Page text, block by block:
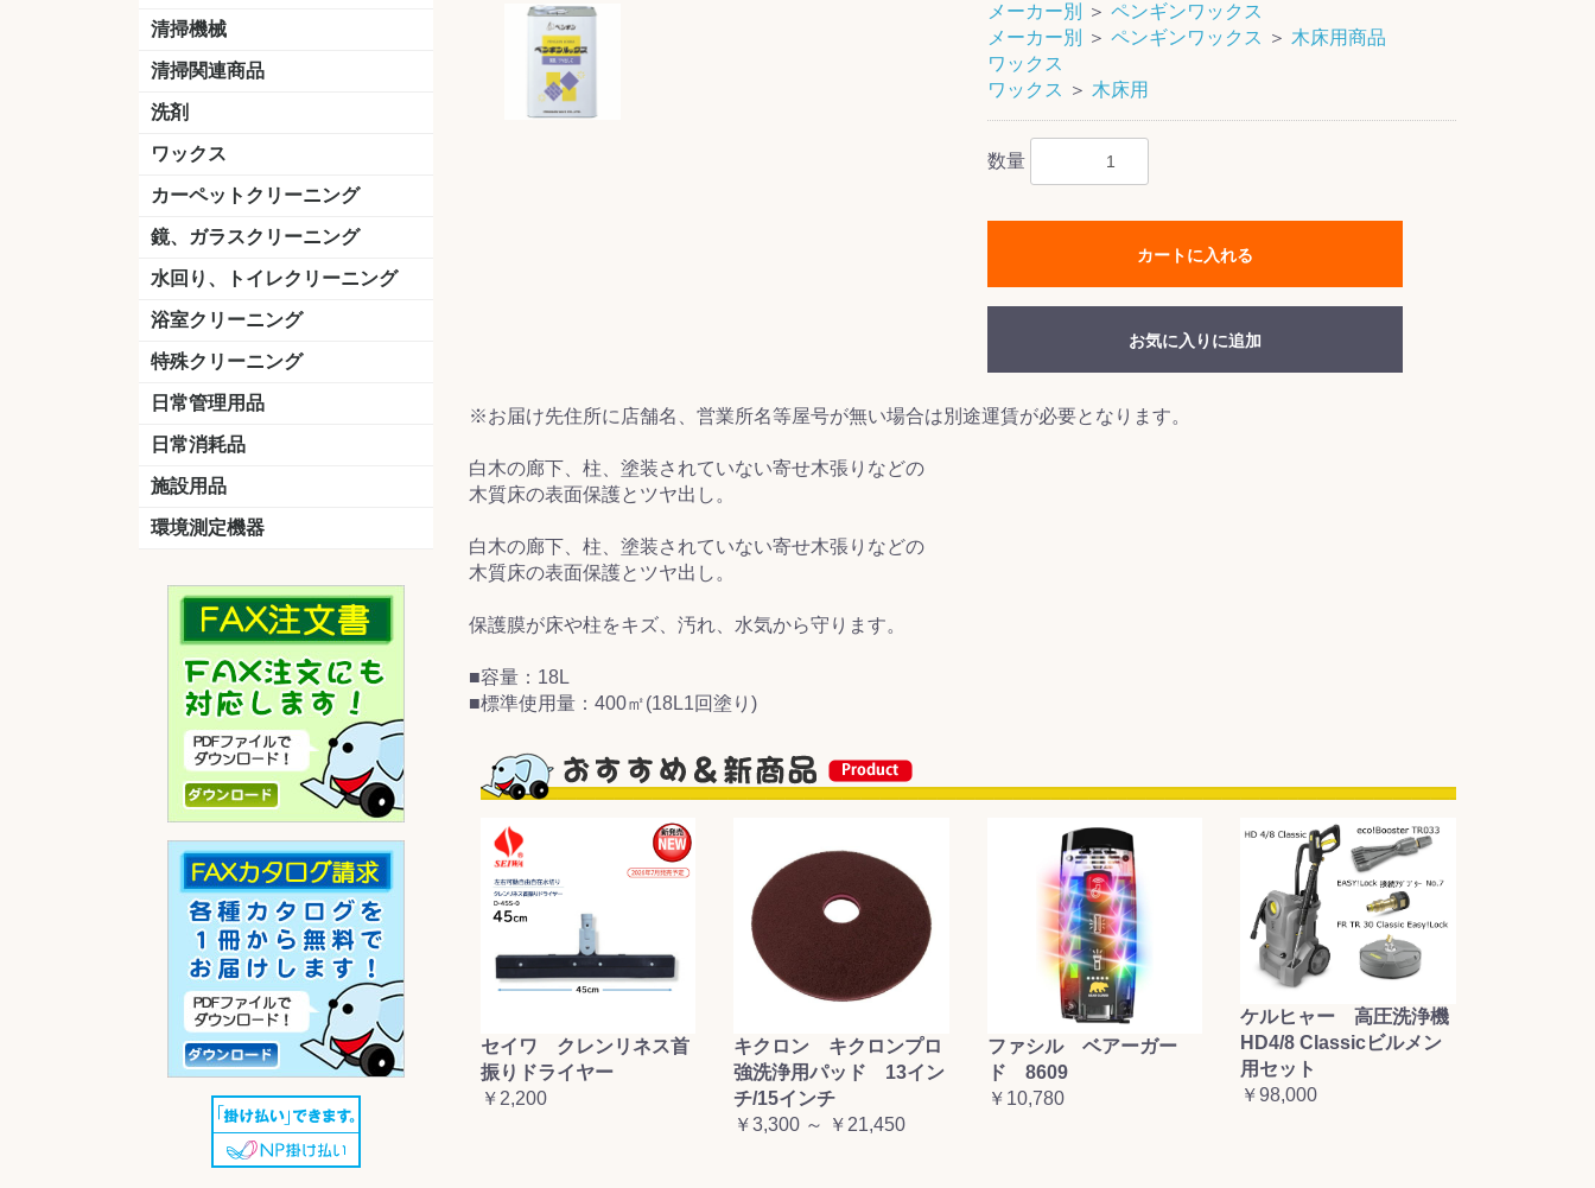
ほうき
ちりとり
モップ及び関連品 ワンタッチ式モップ
水切りドライヤー
その他アタッチメント
(ワンタッチ式用)
モップ
ハードフロア用ダストモップ
テラモト
その他
清掃機械
掃除機
ドライバキューム
アップライトバキューム
コードレスタイプ
高圧洗浄機
吸水機
カーペット用マシン
送風機
ポリッシャー スタンダード
ハンディポリッシャー
ポリッシャー・自動床洗浄機用
掃除機用紙パック
その他
清掃関連商品
ダストカート
台車
移動式バレット
脚立
モップハンガー
サインボード
光沢計
カーペット汚染度計
洗剤
床用表面洗浄剤
ハクリ剤
厨房用
工場用
石材用
サビ用
木材用
タイル用
外壁用
壁面用
手あか用
病院用
除菌用
ワックス
樹脂ワックス
半樹脂ワックス
フローリング用
病院用ワックス
中性ワックス
石材用
木床用
その他
カーペットクリーニング
洗剤
ブラシ
パット
その他
鏡、ガラスクリーニング
ガラスワイパー
シャンパー(ウオッシャー)
ガラススクイジー
ケレン
ツールホルダー
洗剤 うろこ取り
天井・高所作業
水回り、トイレクリーニング
洗剤
尿石除去剤
水アカ除去剤
排水管つまり除去剤
消臭・防臭剤
道具
浴室クリーニング
洗剤
道具
特殊クリーニング
石材
エアコン
外壁
その他
日常管理用品
クリーナー
洗濯用洗剤
油汚れ落とし
サビ取り剤
タバコ専用消臭
日常消耗品
トイレットペーパー
ペーパータオル
便座除菌クリーナー
ポリ袋
施設用品
マット・他
ベンチ
灰皿
傘立
くず入れ
環境測定機器
メーカー別
＞ ペンギンワックス
メーカー別
＞ ペンギンワックス ＞ 木床用商品
ワックス
ワックス ＞ 木床用
数量
カートに入れる
お気に入りに追加
※お届け先住所に店舗名、営業所名等屋号が無い場合は別途運賃が必要となります。
白木の廊下、柱、塗装されていない寄せ木張りなどの
木質床の表面保護とツヤ出し。
白木の廊下、柱、塗装されていない寄せ木張りなどの
木質床の表面保護とツヤ出し。
保護膜が床や柱をキズ、汚れ、水気から守ります。
■容量：18L
■標準使用量：400㎡(18L1回塗り)
セイワ クレンリネス首
振りドライヤー
￥2,200
キクロン キクロンプロ
強洗浄用パッド 13イン
チ/15インチ
￥3,300 ～ ￥21,450
ファシル ベアーガー
ド 8609
￥10,780
ケルヒャー 高圧洗浄機
HD4/8 Classicビルメン
用セット
￥98,000